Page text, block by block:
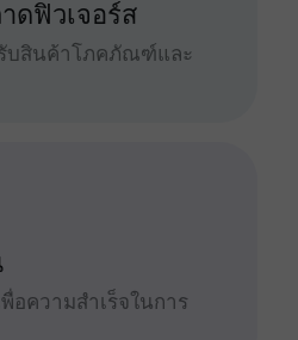
ดฟิวเจอร์ส
บสินค้าโภคภัณฑ์และ
อความสำเร็จในการ